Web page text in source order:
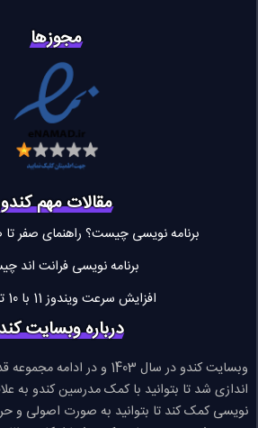
مجوزها
مقالات مهم کندو
برنامه نویسی چیست؟ راهنمای صفر تا
برنامه نویسی فرانت اند
افزایش سرعت ویندوز 11 با 10 ترفند مهم
درباره وبسایت
وبسایت کندو در سال 1403 و در
اندازی شد تا بتوانید با کمک مدرسین کندو به
نویسی کمک کند تا بتوانید به صورت اصولی و